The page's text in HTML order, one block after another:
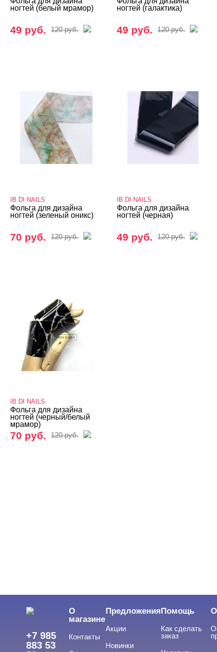
Фрезы, боры, колпачки
IB.DI NAILS
Iris'k Professional
ЦЕНА
ногтей (белый мрамор)
49 руб. 120 руб.
ногтей (галактика)
49 руб. 120 руб.
IB.DI NAILS
Фольга для дизайна
ногтей (зеленый оникс)
70 руб. 120 руб.
IB.DI NAILS
Фольга для дизайна
ногтей (черная)
49 руб. 120 руб.
IB.DI NAILS
Фольга для дизайна
ногтей (черный/белый
мрамор)
70 руб. 120 руб.
+7 985
883 53
О
магазине
Контакты
Предложения
Акции
Новинки
Помощь
Как сделать
заказ